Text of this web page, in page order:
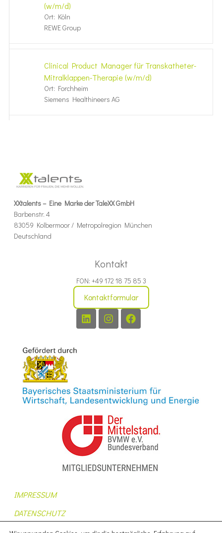
(w/m/d)
Ort: Köln
REWE Group
Clinical Product Manager für Transkatheter-
Mitralklappen-Therapie (w/m/d)
Ort: Forchheim
Siemens Healthineers AG
XXtalents – Eine Marke der TaleXX GmbH
Barbenstr. 4
83059 Kolbermoor / Metropolregion München
Deutschland
Kontakt
FON: +49 172 18 75 85 3
Kontaktformular
IMPRESSUM
DATENSCHUTZ